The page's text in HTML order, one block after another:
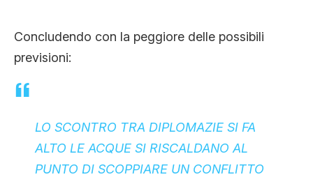
Concludendo con la peggiore delle possibili
previsioni:
LO SCONTRO TRA DIPLOMAZIE SI FA
ALTO LE ACQUE SI RISCALDANO AL
PUNTO DI SCOPPIARE UN CONFLITTO